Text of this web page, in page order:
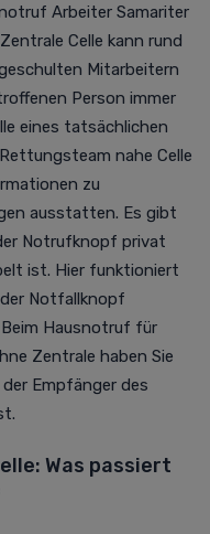
Arbeiter Samariter
Celle kann rund
Mitarbeitern
Person immer
eines tatsächlichen
nahe Celle
zu
ausstatten. Es gibt
Notrufknopf privat
ist. Hier funktioniert
Notfallknopf
Hausnotruf für
Zentrale haben Sie
Empfänger des
Was passiert